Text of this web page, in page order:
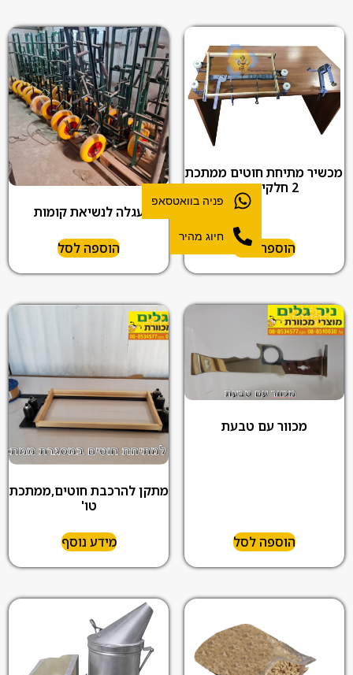
מכשיר מתיחת חוטים ממתכת
2 חלקים אוק
הוספה לסל
עגלה לנשיאת קומות
הוספה לסל
מכוור עם טבעת
הוספה לסל
מתקן להרכבת חוטים,ממתכת
טו'
מידע נוסף
פניה בוואטסאפ
חיוג מהיר